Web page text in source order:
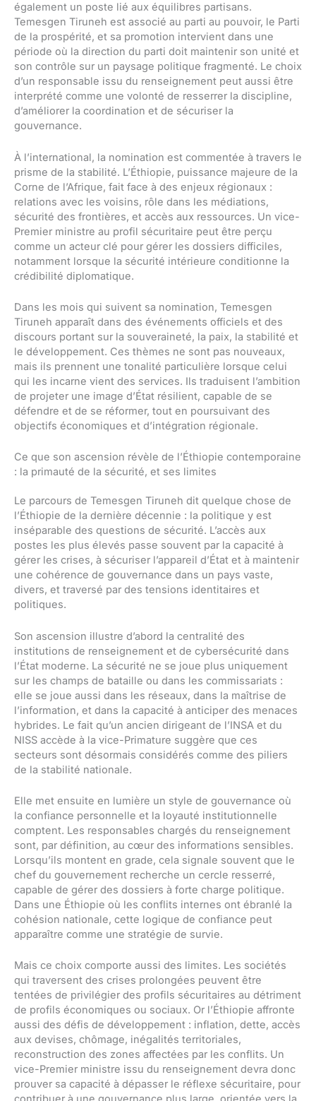
également un poste lié aux équilibres partisans.
Temesgen Tiruneh est associé au parti au pouvoir, le Parti
de la prospérité, et sa promotion intervient dans une
période où la direction du parti doit maintenir son unité et
son contrôle sur un paysage politique fragmenté. Le choix
d’un responsable issu du renseignement peut aussi être
interprété comme une volonté de resserrer la discipline,
d’améliorer la coordination et de sécuriser la
gouvernance.
À l’international, la nomination est commentée à travers le
prisme de la stabilité. L’Éthiopie, puissance majeure de la
Corne de l’Afrique, fait face à des enjeux régionaux :
relations avec les voisins, rôle dans les médiations,
sécurité des frontières, et accès aux ressources. Un vice-
Premier ministre au profil sécuritaire peut être perçu
comme un acteur clé pour gérer les dossiers difficiles,
notamment lorsque la sécurité intérieure conditionne la
crédibilité diplomatique.
Dans les mois qui suivent sa nomination, Temesgen
Tiruneh apparaît dans des événements officiels et des
discours portant sur la souveraineté, la paix, la stabilité et
le développement. Ces thèmes ne sont pas nouveaux,
mais ils prennent une tonalité particulière lorsque celui
qui les incarne vient des services. Ils traduisent l’ambition
de projeter une image d’État résilient, capable de se
défendre et de se réformer, tout en poursuivant des
objectifs économiques et d’intégration régionale.
Ce que son ascension révèle de l’Éthiopie contemporaine
: la primauté de la sécurité, et ses limites
Le parcours de Temesgen Tiruneh dit quelque chose de
l’Éthiopie de la dernière décennie : la politique y est
inséparable des questions de sécurité. L’accès aux
postes les plus élevés passe souvent par la capacité à
gérer les crises, à sécuriser l’appareil d’État et à maintenir
une cohérence de gouvernance dans un pays vaste,
divers, et traversé par des tensions identitaires et
politiques.
Son ascension illustre d’abord la centralité des
institutions de renseignement et de cybersécurité dans
l’État moderne. La sécurité ne se joue plus uniquement
sur les champs de bataille ou dans les commissariats :
elle se joue aussi dans les réseaux, dans la maîtrise de
l’information, et dans la capacité à anticiper des menaces
hybrides. Le fait qu’un ancien dirigeant de l’INSA et du
NISS accède à la vice-Primature suggère que ces
secteurs sont désormais considérés comme des piliers
de la stabilité nationale.
Elle met ensuite en lumière un style de gouvernance où
la confiance personnelle et la loyauté institutionnelle
comptent. Les responsables chargés du renseignement
sont, par définition, au cœur des informations sensibles.
Lorsqu’ils montent en grade, cela signale souvent que le
chef du gouvernement recherche un cercle resserré,
capable de gérer des dossiers à forte charge politique.
Dans une Éthiopie où les conflits internes ont ébranlé la
cohésion nationale, cette logique de confiance peut
apparaître comme une stratégie de survie.
Mais ce choix comporte aussi des limites. Les sociétés
qui traversent des crises prolongées peuvent être
tentées de privilégier des profils sécuritaires au détriment
de profils économiques ou sociaux. Or l’Éthiopie affronte
aussi des défis de développement : inflation, dette, accès
aux devises, chômage, inégalités territoriales,
reconstruction des zones affectées par les conflits. Un
vice-Premier ministre issu du renseignement devra donc
prouver sa capacité à dépasser le réflexe sécuritaire, pour